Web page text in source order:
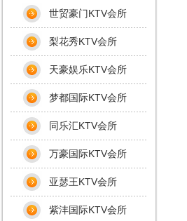
世贸豪门KTV会所
梨花秀KTV会所
天豪娱乐KTV会所
梦都国际KTV会所
同乐汇KTV会所
万豪国际KTV会所
亚瑟王KTV会所
紫沣国际KTV会所